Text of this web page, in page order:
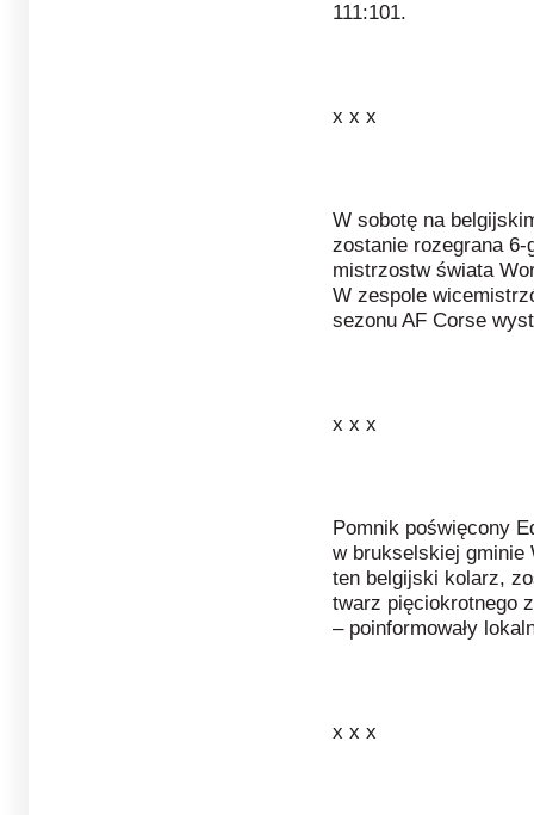
111:101.
x x x
W sobotę na
zostanie rozegrana
mistrzostw świata
W zespole
sezonu AF Corse
x x x
Pomnik poświęcony
w brukselskiej gminie
ten belgijski kolarz,
twarz pięciokrotnego
– poinformowały
x x x